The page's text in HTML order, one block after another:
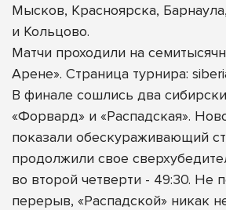
Мысков, Красноярска,
и Кольцово.
Матчи проходили на
Арене». Страница турнира:
В финале сошлись два
«Форвард» и «Распадская».
показали обескураживающий
продолжили свое
во второй четверти - 49:30. Не
перерыв, «Распадской» никак